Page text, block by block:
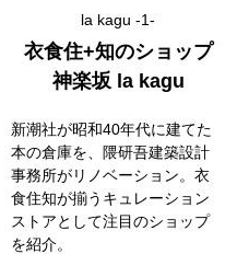
la kagu -1-
衣食住+知のショップ
神楽坂 la kagu
新潮社が昭和40年代に建てた
本の倉庫を、隈研吾建築設計
事務所がリノベーション。衣
食住知が揃うキュレーション
ストアとして注目のショップ
を紹介。